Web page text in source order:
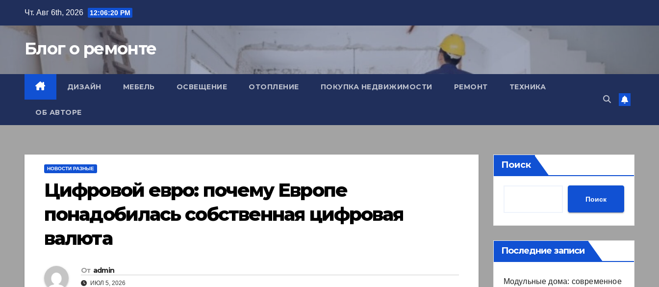
содержимому
Чт. Авг 6th, 2026 12:06:21 PM
Блог о ремонте
ДИЗАЙН МЕБЕЛЬ ОСВЕЩЕНИЕ ОТОПЛЕНИЕ ПОКУПКА НЕДВИЖИМОСТИ РЕМОНТ ТЕХНИКА
ОБ АВТОРЕ
НОВОСТИ РАЗНЫЕ
Цифровой евро: почему Европе
понадобилась собственная цифровая
валюта
От admin
ИЮЛ 5, 2026
Поиск
Поиск
Последние записи
Модульные дома: современное